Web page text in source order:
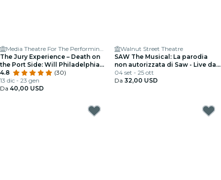
Media Theatre For The Performing Arts
The Jury Experience – Death on
the Port Side: Will Philadelphia
Deliver Justice?
4.8
(30)
13 dic - 23 gen
Da 40,00 USD
Walnut Street Theatre
SAW The Musical: La parodia
non autorizzata di Saw - Live da
New York (tournée nazionale Off-
Broadway) - Live da Philadelphia
04 set - 25 ott
Da 32,00 USD